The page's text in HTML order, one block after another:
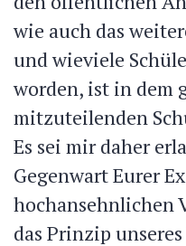
wie auch das
und wieviele
worden, ist in dem
mitzuteilenden
Es sei mir daher
Gegenwart Eurer
hochansehnlichen
das Prinzip